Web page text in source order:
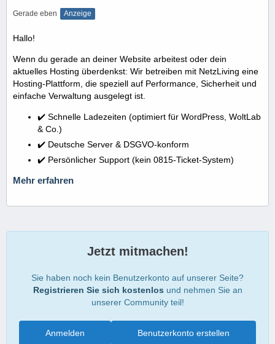
Gerade eben Anzeige
Hallo!
Wenn du gerade an deiner Website arbeitest oder dein
aktuelles Hosting überdenkst: Wir betreiben mit NetzLiving eine
Hosting-Plattform, die speziell auf Performance, Sicherheit und
einfache Verwaltung ausgelegt ist.
✔️ Schnelle Ladezeiten (optimiert für WordPress, WoltLab
& Co.)
✔️ Deutsche Server & DSGVO-konform
✔️ Persönlicher Support (kein 0815-Ticket-System)
Mehr erfahren
Jetzt mitmachen!
Sie haben noch kein Benutzerkonto auf unserer Seite?
Registrieren Sie sich kostenlos und nehmen Sie an
unserer Community teil!
Benutzerkonto erstellen
Anmelden